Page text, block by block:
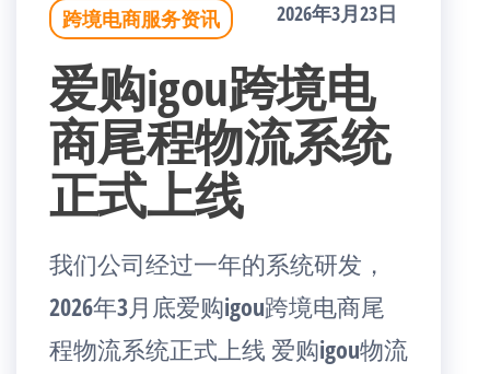
跨境电商服务资讯 2026年3月23日
爱购igou跨境电
商尾程物流系统
正式上线
我们公司经过一年的系统研发，
2026年3月底爱购igou跨境电商尾
程物流系统正式上线 爱购igou物流